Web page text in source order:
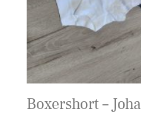
Boxershort – Joha